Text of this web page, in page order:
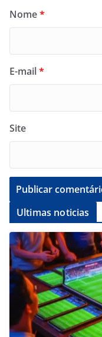
Nome*
E-mail*
Site
Ultimas noticias